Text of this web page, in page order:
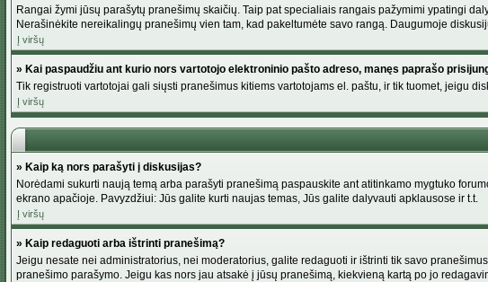
Rangai žymi jūsų parašytų pranešimų skaičių. Taip pat specialiais rangais pažymimi ypatingi
Nerašinėkite nereikalingų pranešimų vien tam, kad pakeltumėte savo rangą. Daugumoje
Į viršų
» Kai paspaudžiu ant kurio nors vartotojo elektroninio pašto adreso, manęs paprašo
Tik registruoti vartotojai gali siųsti pranešimus kitiems vartotojams el. paštu, ir tik tuomet, jeigu
Į viršų
» Kaip ką nors parašyti į diskusijas?
Norėdami sukurti naują temą arba parašyti pranešimą paspauskite ant atitinkamo mygtuko
ekrano apačioje. Pavyzdžiui: Jūs galite kurti naujas temas, Jūs galite dalyvauti apklausose ir t.t.
Į viršų
» Kaip redaguoti arba ištrinti pranešimą?
Jeigu nesate nei administratorius, nei moderatorius, galite redaguoti ir ištrinti tik savo
pranešimo parašymo. Jeigu kas nors jau atsakė į jūsų pranešimą, kiekvieną kartą po jo